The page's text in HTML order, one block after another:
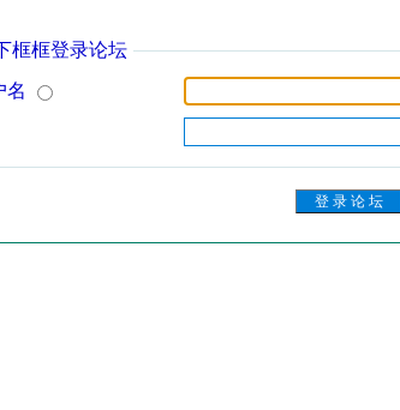
框框登录论坛
名